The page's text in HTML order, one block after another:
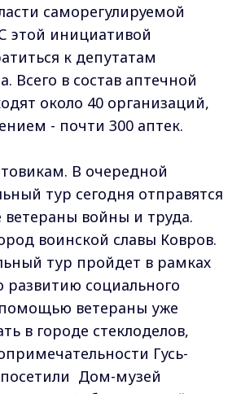
саморегулируемой
этой инициативой
к депутатам
Всего в состав аптечной
около 40 организаций,
- почти 300 аптек.
В очередной
тур сегодня отправятся
войны и труда.
воинской славы Ковров.
тур пройдет в рамках
социального
ветераны уже
в городе стеклоделов,
Гусь-
посетили Дом-музей